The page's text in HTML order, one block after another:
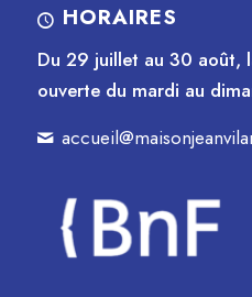
HORAIRES
Du 29 juillet au 30 août,
ouverte du mardi au